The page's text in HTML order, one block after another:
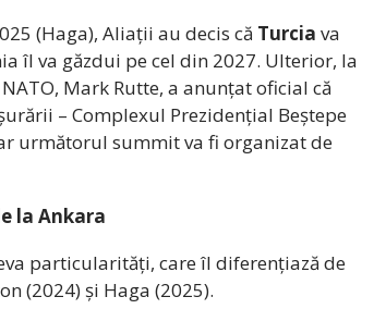
(Haga), Aliații au decis că Turcia va
îl va găzdui pe cel din 2027. Ulterior, la
Mark Rutte, a anunțat oficial că
– Complexul Prezidențial Beștepe
următorul summit va fi organizat de
la Ankara
particularități, care îl diferențiază de
(2024) și Haga (2025).